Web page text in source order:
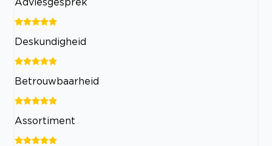
Deskundigheid
Betrouwbaarheid
Assortiment